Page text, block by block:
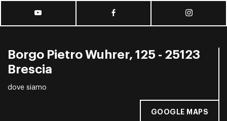
Borgo Pietro Wuhrer, 125 - 25123
Brescia
dove siamo
GOOGLE MAPS